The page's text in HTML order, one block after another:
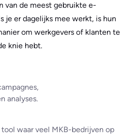
van de meest gebruikte e-
je er dagelijks mee werkt, is hun
om werkgevers of klanten te
knie hebt.
analyses.
waar veel MKB-bedrijven op